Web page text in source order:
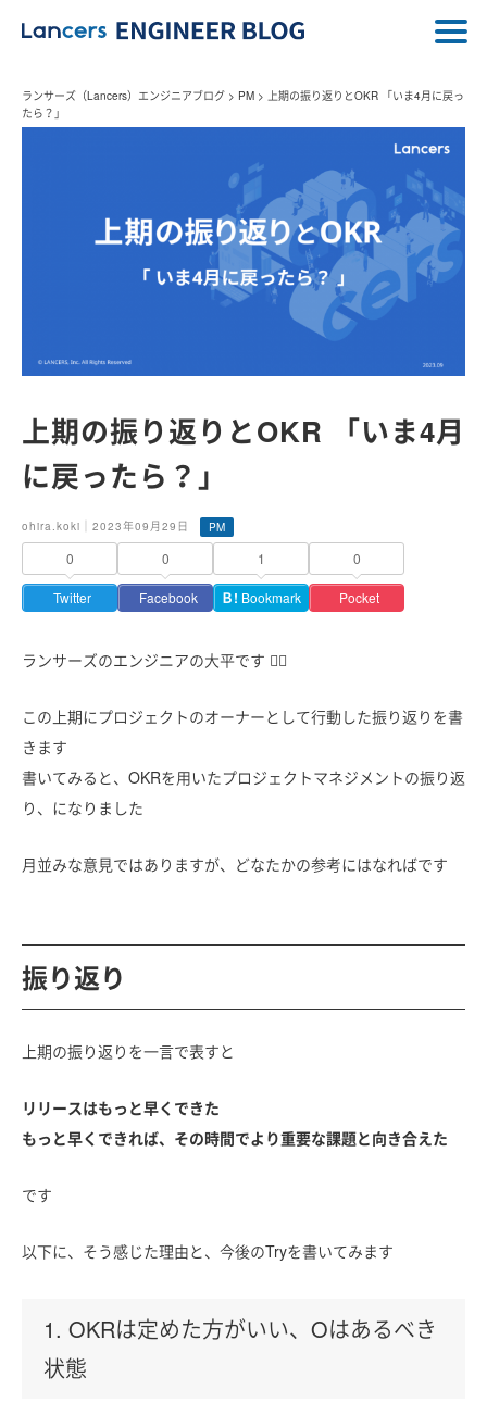
ランサーズ（Lancers）エンジニアブログ > PM > 上期の振り返りとOKR 「いま4月に戻っ
たら？」
上期の振り返りとOKR 「いま4月
に戻ったら？」
ohira.koki｜2023年09月29日 PM
0
Twitter
0
Facebook
1
Ｂ! Bookmark
0
Pocket
ランサーズのエンジニアの大平です 🙋‍♂️
この上期にプロジェクトのオーナーとして行動した振り返りを書
きます
書いてみると、OKRを用いたプロジェクトマネジメントの振り返
り、になりました
月並みな意見ではありますが、どなたかの参考にはなればです
振り返り
上期の振り返りを一言で表すと
リリースはもっと早くできた
もっと早くできれば、その時間でより重要な課題と向き合えた
です
以下に、そう感じた理由と、今後のTryを書いてみます
1. OKRは定めた方がいい、Oはあるべき
状態